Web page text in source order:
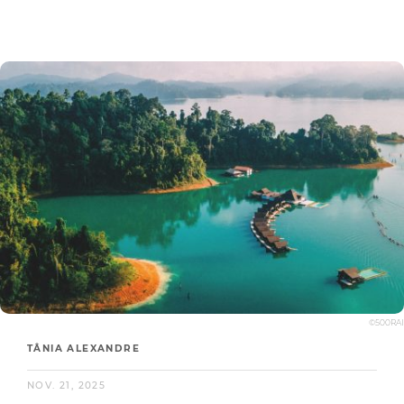
©500RAI
TÂNIA ALEXANDRE
NOV. 21, 2025